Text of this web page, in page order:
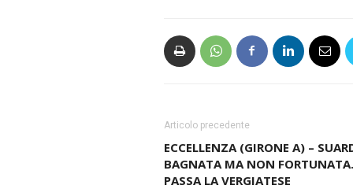
Articolo precedente
ECCELLENZA (GIRONE A) –
BAGNATA MA NON FORTUNATA.
PASSA LA VERGIATESE